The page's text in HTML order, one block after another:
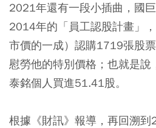
2021年還有一段小插曲，國
2014年的「員工認股計畫」
市價的一成）認購1719張股票
慰勞他的特別價格；也就是
泰銘個人買進51.41股。
根據《財訊》報導，再回溯